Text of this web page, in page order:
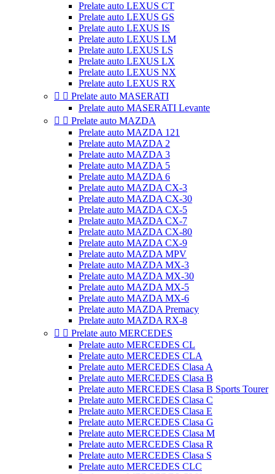
Prelate auto LEXUS CT
Prelate auto LEXUS GS
Prelate auto LEXUS IS
Prelate auto LEXUS LM
Prelate auto LEXUS LS
Prelate auto LEXUS LX
Prelate auto LEXUS NX
Prelate auto LEXUS RX
  Prelate auto MASERATI
Prelate auto MASERATI Levante
  Prelate auto MAZDA
Prelate auto MAZDA 121
Prelate auto MAZDA 2
Prelate auto MAZDA 3
Prelate auto MAZDA 5
Prelate auto MAZDA 6
Prelate auto MAZDA CX-3
Prelate auto MAZDA CX-30
Prelate auto MAZDA CX-5
Prelate auto MAZDA CX-7
Prelate auto MAZDA CX-80
Prelate auto MAZDA CX-9
Prelate auto MAZDA MPV
Prelate auto MAZDA MX-3
Prelate auto MAZDA MX-30
Prelate auto MAZDA MX-5
Prelate auto MAZDA MX-6
Prelate auto MAZDA Premacy
Prelate auto MAZDA RX-8
  Prelate auto MERCEDES
Prelate auto MERCEDES CL
Prelate auto MERCEDES CLA
Prelate auto MERCEDES Clasa A
Prelate auto MERCEDES Clasa B
Prelate auto MERCEDES Clasa B Sports Tourer
Prelate auto MERCEDES Clasa C
Prelate auto MERCEDES Clasa E
Prelate auto MERCEDES Clasa G
Prelate auto MERCEDES Clasa M
Prelate auto MERCEDES Clasa R
Prelate auto MERCEDES Clasa S
Prelate auto MERCEDES CLC